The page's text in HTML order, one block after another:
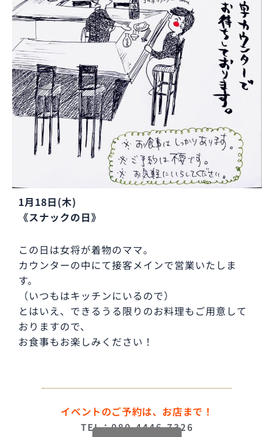
1月18日(木)
《スナックの日》
この日は女将が着物のママ。
カウンターの中にて接客メインで営業いたしま
す。
（いつもはキッチンにいるので）
とはいえ、できるうる限りのお料理もご用意して
おりますので、
お食事もお楽しみください！
イベントのご予約は、お店まで！
TEL：080-4446-7326